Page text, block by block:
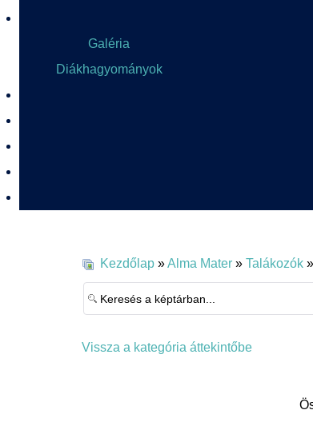
Galéria
Diákhagyományok
Kezdőlap »Alma Mater » Talákozók »
Vissza a kategória áttekintőbe